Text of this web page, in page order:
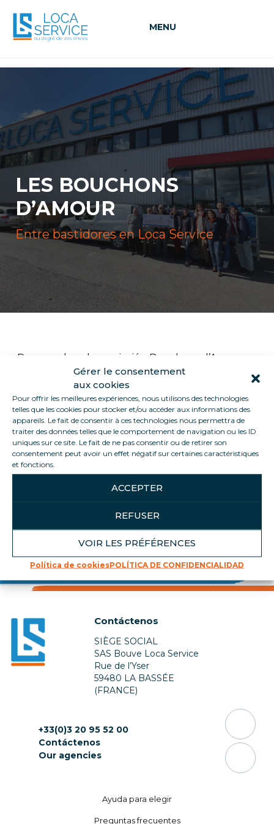
Gérer le consentement
aux cookies
Pour offrir les meilleures expériences, nous utilisons des technologies
telles que les cookies pour stocker et/ou accéder aux informations des
appareils. Le fait de consentir à ces technologies nous permettra de
traiter des données telles que le comportement de navigation ou les ID
uniques sur ce site. Le fait de ne pas consentir ou de retirer son
consentement peut avoir un effet négatif sur certaines caractéristiques
et fonctions.
ACCEPTER
REFUSER
VOIR LES PRÉFÉRENCES
Política de cookiesPOLÍTICA DE CONFIDENCIALIDAD
MENU
LES BOUCHONS
D’AMOUR
Entre bastidores en Loca Service
¡Para ayudar a la asociación Bouchons d’Amour
estamos recolectando corchos masivamente!
Cada empleado puede participar en esta alegre
colección.
SHARE THIS ARTICLE
Contáctenos
SIÈGE SOCIAL
SAS Bouve Loca Service
Rue de l’Yser
59480 LA BASSÉE
(FRANCE)
+33(0)3 20 95 52 00
Contáctenos
Our agencies
Ayuda para elegir
Preguntas frecuentes